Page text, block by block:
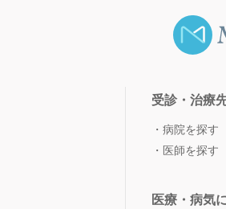
受診・治療
病院を探す
医師を探す
医療・病気